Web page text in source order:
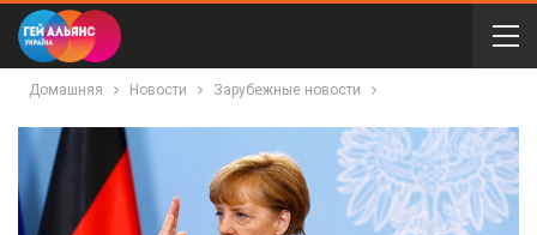
Домашняя Новости Зарубежные новости